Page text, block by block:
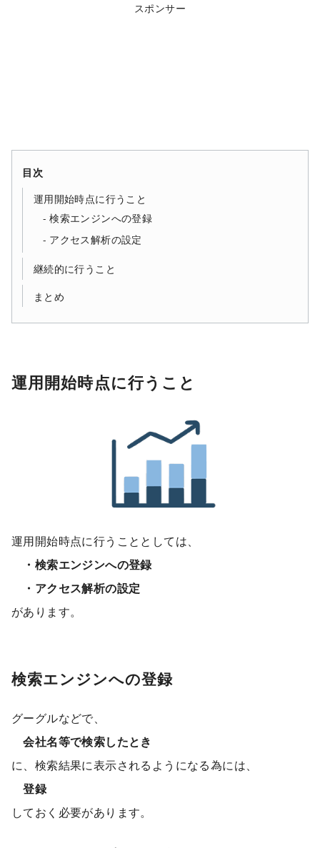
スポンサー
目次
運用開始時点に行うこと
検索エンジンへの登録
アクセス解析の設定
継続的に行うこと
まとめ
運用開始時点に行うこと
運用開始時点に行うこととしては、
・検索エンジンへの登録
・アクセス解析の設定
があります。
検索エンジンへの登録
グーグルなどで、
会社名等で検索したとき
に、検索結果に表示されるようになる為には、
登録
しておく必要があります。